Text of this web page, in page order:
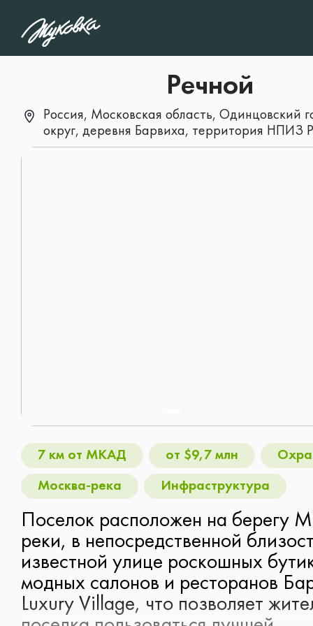
Речной
Россия, Московская область, Одинцовский
округ, деревня Барвиха, территория НПИЗ
7 км от МКАД от $9,7 млн
Москва-река Инфраструктура
Поселок расположен на берегу
реки, в непосредственной
известной улице роскошных
модных салонов и ресторанов
Luxury Village, что позволяет
1/5
Какой тип объекта
интересует?
Следующий вопрос
Следующий вопрос